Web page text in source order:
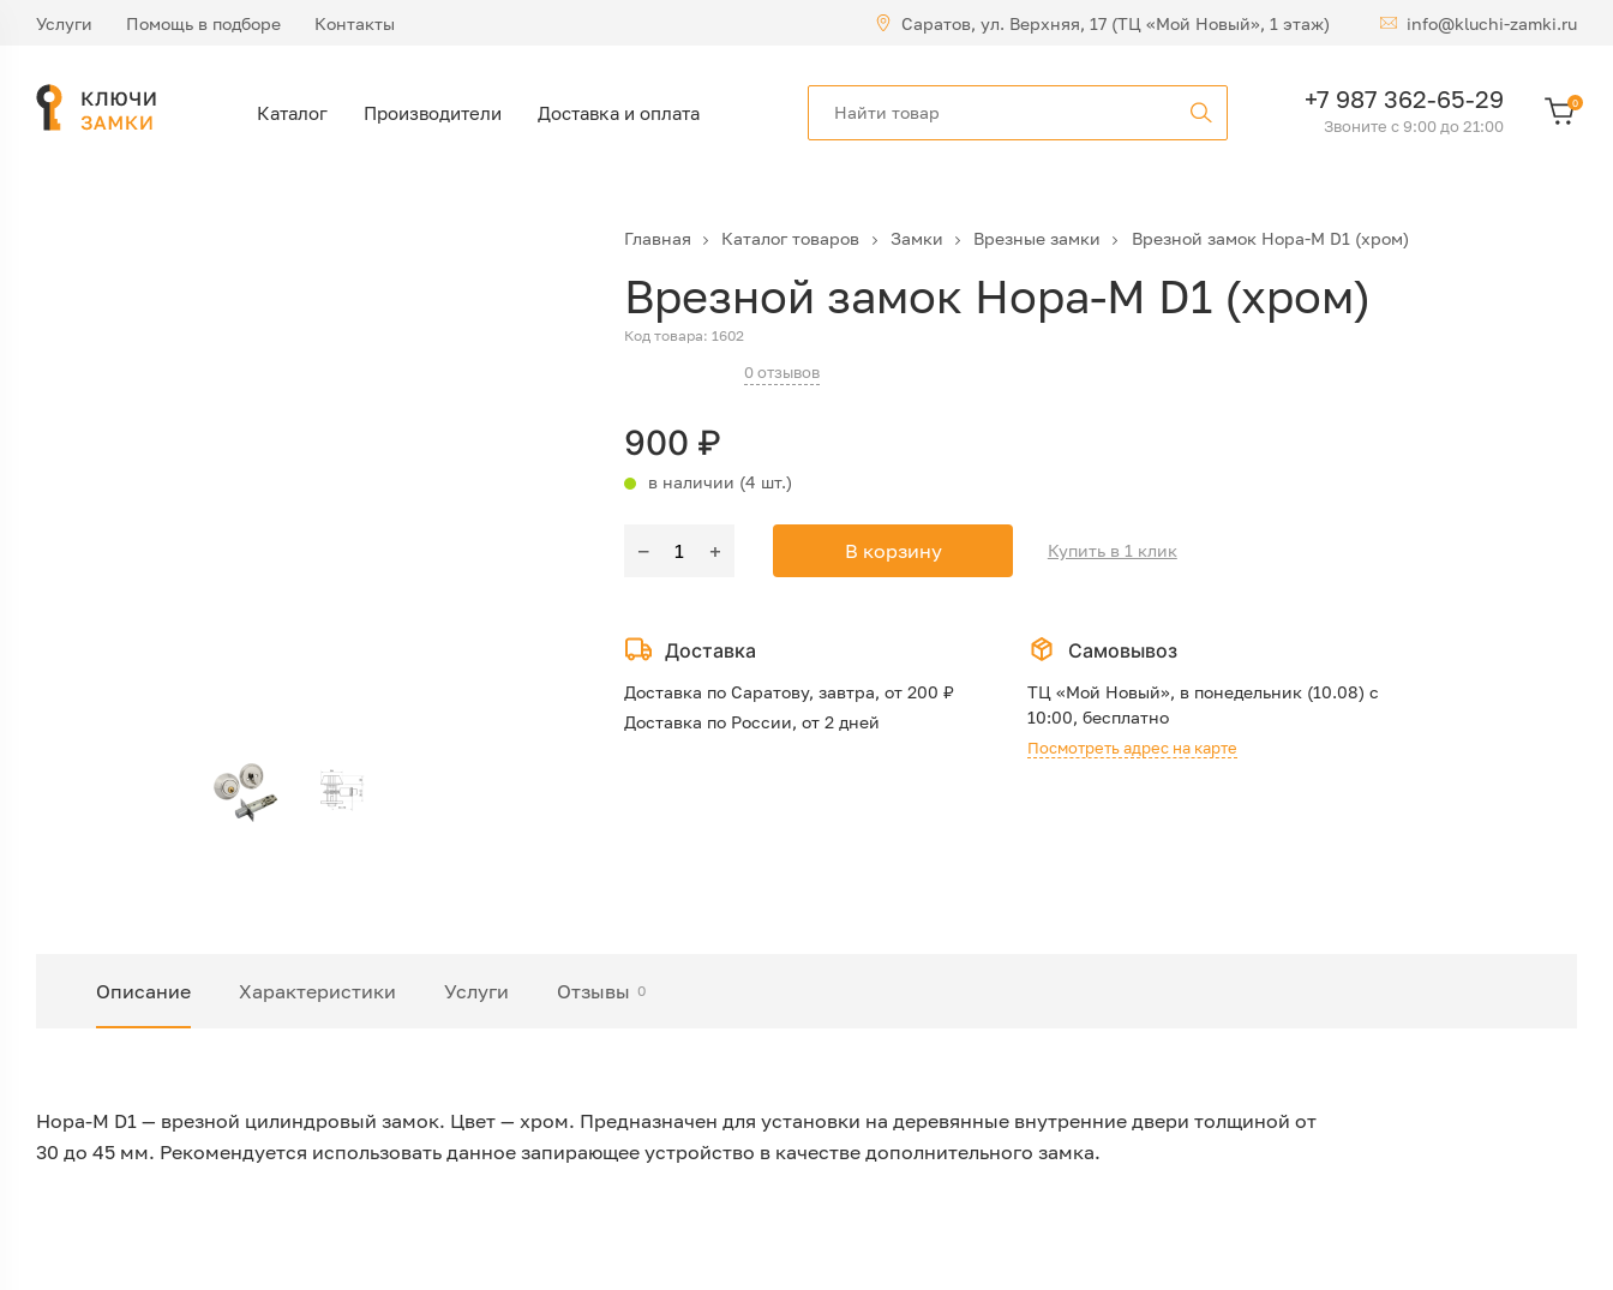
Услуги Помощь в подборе Контакты Саратов, ул. Верхняя, 17 (ТЦ «Мой Новый», 1 этаж) info@kluchi-zamki.ru
Каталог Производители Доставка и оплата +7 987 362-65-29
Звоните с 9:00 до 21:00
0
Главная Каталог товаров Замки Врезные замки Врезной замок Нора-М D1 (хром)
Врезной замок Нора-М D1 (хром)
Код товара: 1602
0 отзывов
900 ₽
в наличии (4 шт.)
‒
Нора-
+ В корзину Купить в 1 клик
Доставка
Доставка по Саратову, завтра, от 200 ₽
Доставка по России, от 2 дней
Самовывоз
ТЦ «Мой Новый», в понедельник (10.08) с
10:00, бесплатно
Посмотреть адрес на карте
Описание Характеристики Услуги Отзывы 0
Нора-М D1 — врезной цилиндровый замок. Цвет — хром. Предназначен для установки на деревянные внутренние двери толщиной от
30 до 45 мм. Рекомендуется использовать данное запирающее устройство в качестве дополнительного замка.